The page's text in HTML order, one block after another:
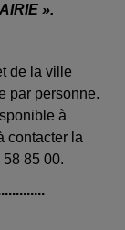
».
de la ville
par personne.
à
contacter la
85 00.